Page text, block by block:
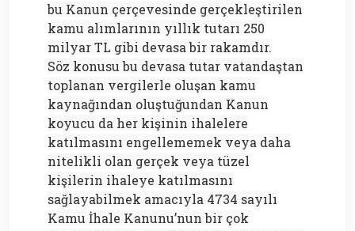
bu Kanun çerçevesinde gerçekleştirilen
kamu alımlarının yıllık tutarı 250
milyar TL gibi devasa bir rakamdır.
Söz konusu bu devasa tutar vatandaştan
toplanan vergilerle oluşan kamu
kaynağından oluştuğundan Kanun
koyucu da her kişinin ihalelere
katılmasını engellememek veya daha
nitelikli olan gerçek veya tüzel
kişilerin ihaleye katılmasını
sağlayabilmek amacıyla 4734 sayılı
Kamu İhale Kanunu’nun bir çok